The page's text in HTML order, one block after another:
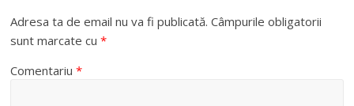
Adresa ta de email nu va fi publicată. Câmpurile obligatorii
sunt marcate cu*
Comentariu*